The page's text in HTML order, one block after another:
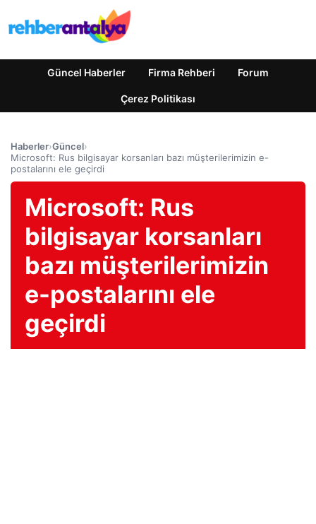
Güncel Haberler Firma Rehberi Forum
Çerez Politikası
Haberler›Güncel›
Microsoft: Rus bilgisayar korsanları bazı müşterilerimizin e-
postalarını ele geçirdi
Microsoft: Rus
bilgisayar korsanları
bazı müşterilerimizin
e-postalarını ele
geçirdi